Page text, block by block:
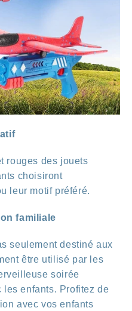
rouges des jouets
choisiront
leur motif préféré.
familiale
seulement destiné aux
être utilisé par les
soirée
les enfants. Profitez de
avec vos enfants